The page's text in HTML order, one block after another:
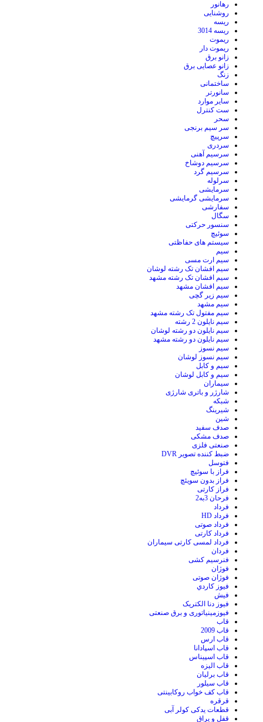
رهانور
روشنایی
ریسه
ریسه 3014
ریموت
ریموت دار
زانو برق
زانو عصایی برق
زنگ
ساختمانی
سانورتر
سایر موارد
ست کنترل
سحر
سر سیم برنجی
سرپیچ
سردری
سرسیم آهنی
سرسیم دوشاخ
سرسیم گرد
سرلوله
سرمایشی
سرمایشی گرمایشی
سفارشی
سگال
سنسور حرکتی
سوئیچ
سیستم های حفاظتی
سیم
سیم ارت مسی
سیم افشان تک رشته لوشان
سیم افشان تک رشته مشهد
سیم افشان مشهد
سیم زیر گچی
سیم مشهد
سیم مفتول تک رشته مشهد
سیم نایلون 2 رشته
سیم نایلون دو رشته لوشان
سیم نایلون دو رشته مشهد
سیم نسوز
سیم نسوز لوشان
سیم و کابل
سیم و کابل لوشان
سیماران
شارژر و باتری شارژی
شبکه
شیرینگ
شین
صدف سفید
صدف مشکی
صنعتی فلزی
ضبط کننده تصویر DVR
فتوسل
فراز با سوئیچ
فراز بدون سویئچ
فراز کارتی
فرحان 3به2
فرداد
فرداد HD
فرداد صوتی
فرداد کارتی
فرداد لمسی کارتی سیماران
فردان
فنرسیم کشی
فوژان
فوژان صوتی
فيوز کاردي
فیش
فیوز دنا الکتریک
فیوزمینیاتوری و برق صنعتی
قاب
قاب 2009
قاب ارس
قاب اسپادانا
قاب اسپیناس
قاب الیزه
قاب برلیان
قاب سیلور
قاب کف خواب روکابینتی
قرقره
قطعات یدکی کولر آبی
قفل و یراق